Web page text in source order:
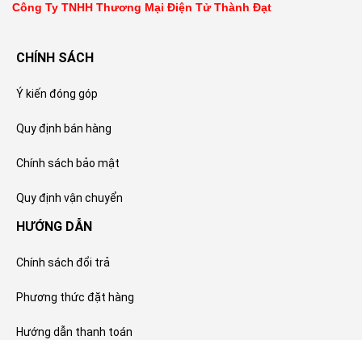
Công Ty TNHH Thương Mại Điện Tử Thành Đạt
CHÍNH SÁCH
Ý kiến đóng góp
Quy định bán hàng
Chính sách bảo mật
Quy định vận chuyển
HƯỚNG DẪN
Chính sách đổi trả
Phương thức đặt hàng
Hướng dẫn thanh toán